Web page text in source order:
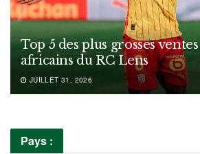
Top 5 des plus grosses
africains du RC Lens
JUILLET 31, 2026
Pays :